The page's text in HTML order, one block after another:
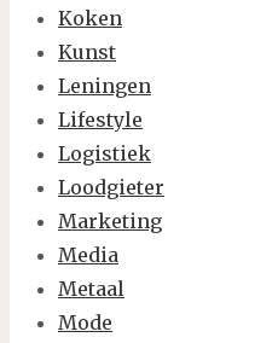
Koken
Kunst
Leningen
Lifestyle
Logistiek
Loodgieter
Marketing
Media
Metaal
Mode